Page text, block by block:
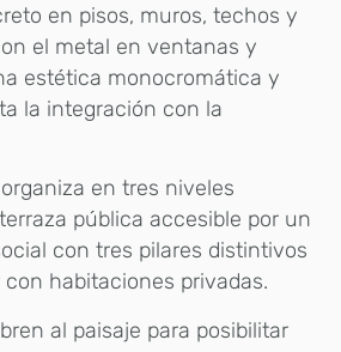
en pisos, muros, techos y
el metal en ventanas y
estética monocromática y
la integración con la
en tres niveles
pública accesible por un
con tres pilares distintivos
habitaciones privadas.
al paisaje para posibilitar